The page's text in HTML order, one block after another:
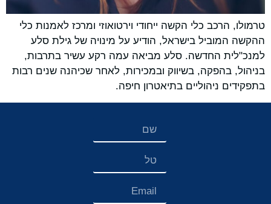
טרמולו, הרכב כלי הקשה ייחודי וירטואוזי ומרכז לאמנות כלי
ההקשה המוביל בישראל, הודיע על מינויה של גילת סלע
למנכ"לית החדשה. סלע מביאה עמה רקע עשיר בתרבות,
בניהול, בהפקה, בשיווק ובמכירות, לאחר שכיהנה שנים רבות
בתפקידים ניהוליים בתיאטרון חיפה.